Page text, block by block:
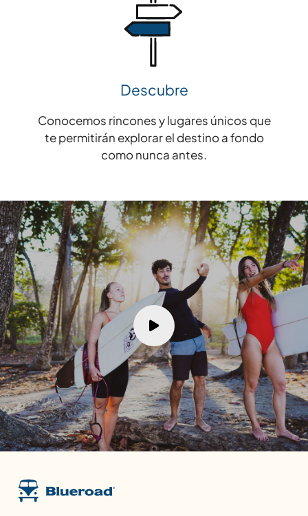
Descubre
Conocemos rincones y lugares únicos que
te permitirán explorar el destino a fondo
como nunca antes.